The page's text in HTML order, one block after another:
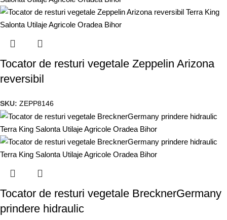
Tocator de resturi vegetale Zeppelin Arizona
reversibil
SKU: ZEPP8146
Tocator de resturi vegetale BrecknerGermany
prindere hidraulic